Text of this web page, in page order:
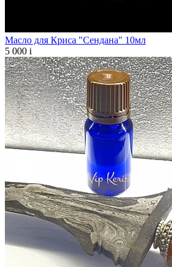
Масло для Криса "Сендана" 10мл
5 000 i